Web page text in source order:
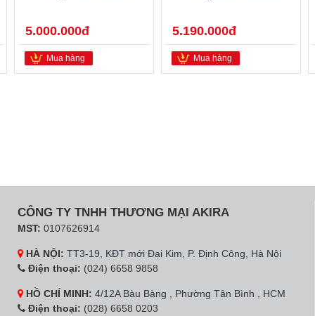
5.000.000đ
Mua hàng
5.190.000đ
Mua hàng
CÔNG TY TNHH THƯƠNG MẠI AKIRA
MST: 0107626914
HÀ NỘI: TT3-19, KĐT mới Đại Kim, P. Định Công, Hà Nội
Điện thoại: (024) 6658 9858
HỒ CHÍ MINH: 4/12A Bàu Bàng , Phường Tân Bình , HCM
Điện thoại: (028) 6658 0203